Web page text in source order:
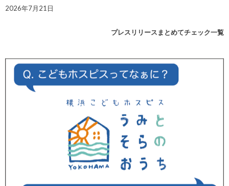
2026年7月21日
プレスリリースまとめてチェック一覧